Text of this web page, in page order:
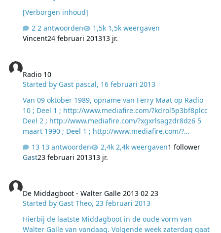
[Verborgen inhoud]
2 antwoorden
1,5k weergaven
Vincent24 februari 201313 jr.
Radio 10
Started by Gast pascal, 16 februari 2013
Van 09 oktober 1989, opname van Ferry Maat op Radio
10 ; Deel 1 ; http://www.mediafire.com/?kdrol5p3bf8plcc
Deel 2 ; http://www.mediafire.com/?xgxrlsagzdr8dz6 5
maart 1990 ; Deel 1 ; http://www.mediafire.com/?
8bi5nug49ki91ma Deel 3 ; http://www.mediafire.com/?
nu8wd22qi30hwjs 25 april 1990 (laatste soul show)
a4f9jndwj1y2n4a Deel 2 ; http://www.mediafire.com/?
a4f9jndwj1y2n4a Deel 3 ; http://www.mediafire.com/?
7hcbry1938ib4kb
13 antwoorden 2,4k weergaven1 follower
Gast23 februari 201313 jr.
De Middagboot - Walter Galle 2013 02 23
Started by Gast Theo,23 februari 2013
Hierbij de laatste Middagboot in de oude vorm van
Walter Galle van vandaag. Volgende week zaterdag gaat